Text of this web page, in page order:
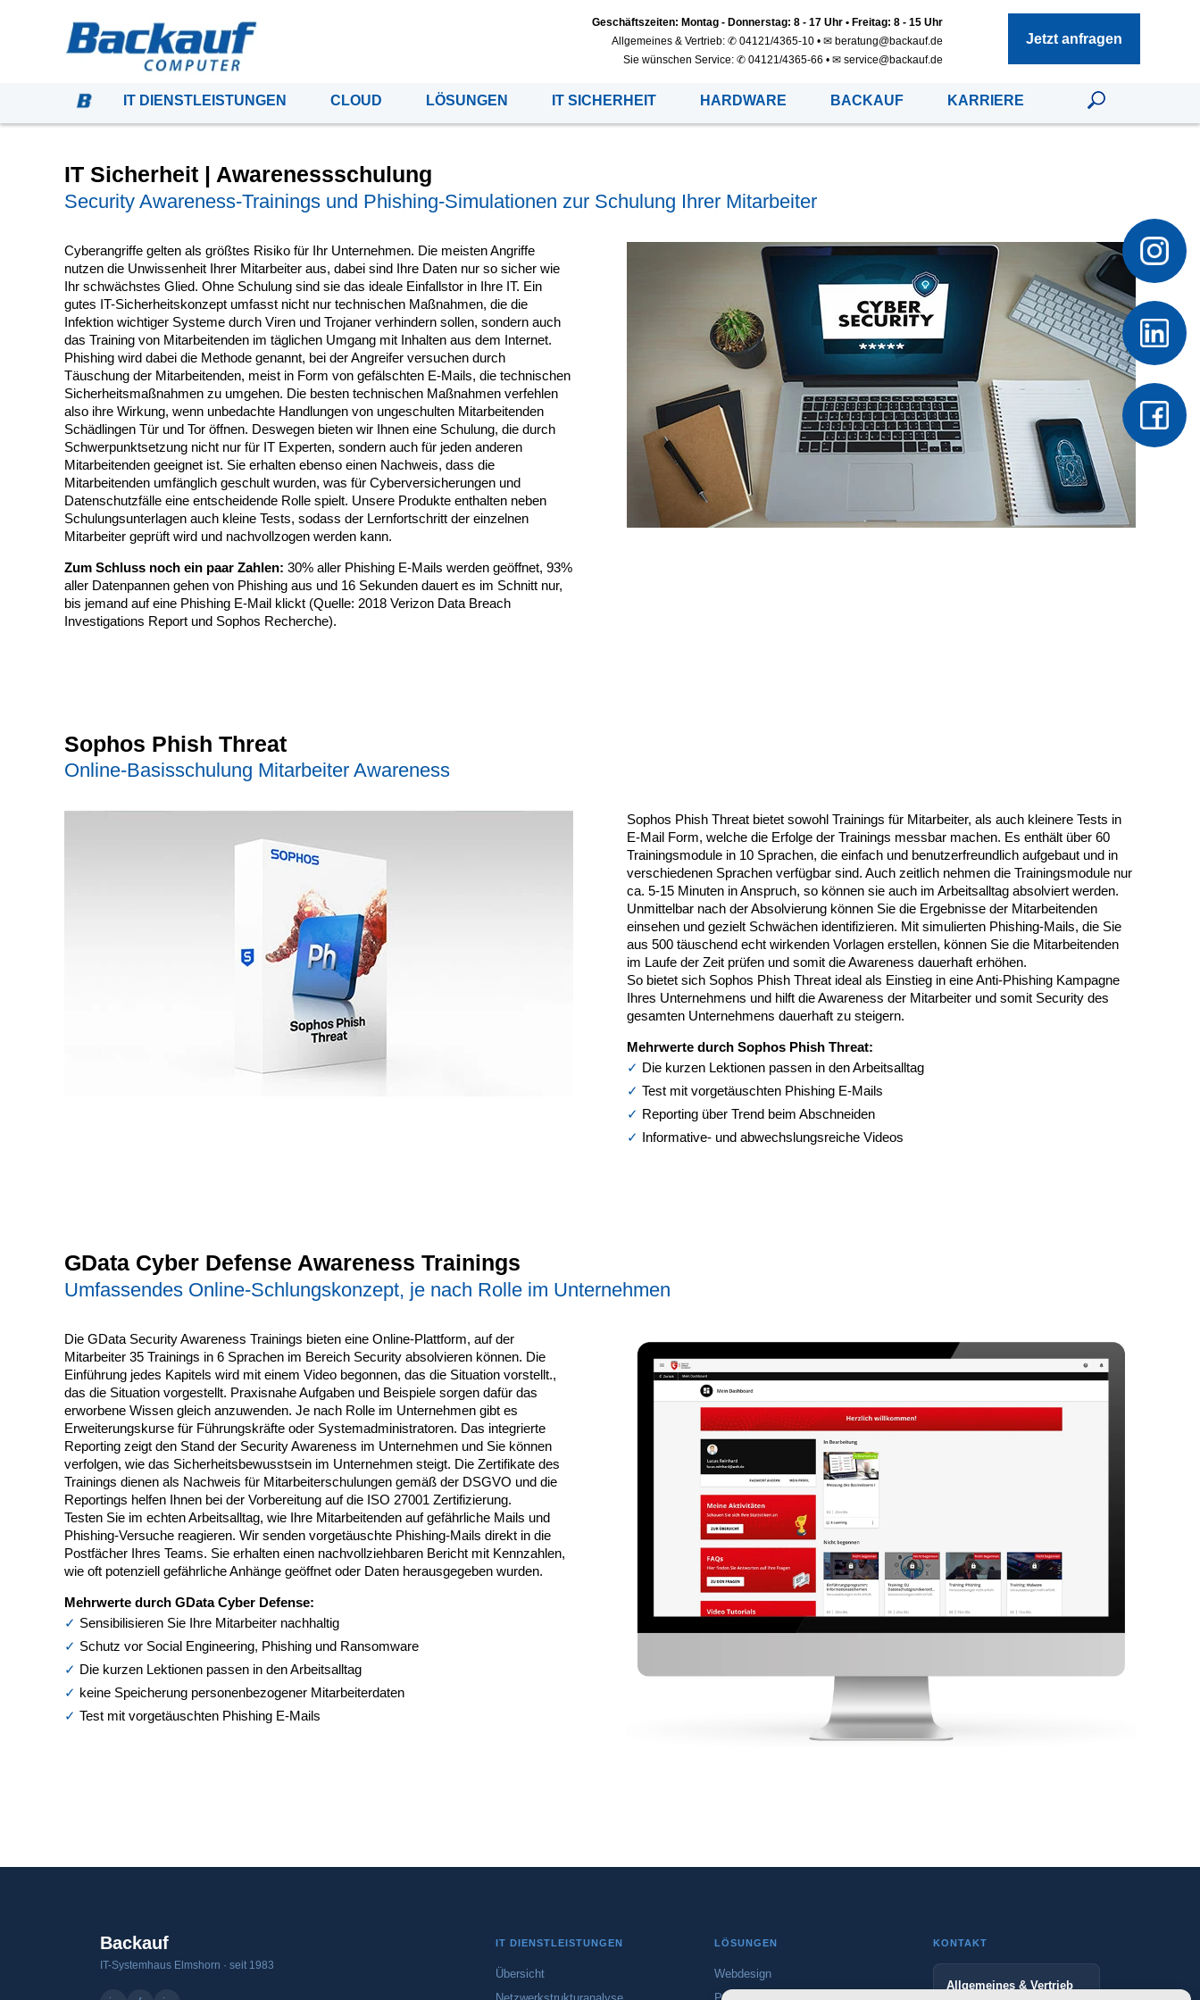
Geschäftszeiten: ­ Montag - Donnerstag: 8 - 17 Uhr • Freitag: 8 - 15 Uhr
Allgemeines & Vertrieb: ­ ✆ 04121/4365-10 • ✉ beratung@backauf.de
Sie wünschen Service: ­ ✆ 04121/4365-66 • ✉ service@backauf.de
Jetzt anfragen
IT DIENSTLEISTUNGEN CLOUD LÖSUNGEN IT SICHERHEIT HARDWARE BACKAUF KARRIERE
IT Sicherheit | Awarenessschulung
Security Awareness-Trainings und Phishing-Simulationen zur Schulung Ihrer Mitarbeiter
Cyberangriffe gelten als größtes Risiko für Ihr Unternehmen. Die meisten Angriffe
nutzen die Unwissenheit Ihrer Mitarbeiter aus, dabei sind Ihre Daten nur so sicher wie
Ihr schwächstes Glied. Ohne Schulung sind sie das ideale Einfallstor in Ihre IT. Ein
gutes IT-Sicherheitskonzept umfasst nicht nur technischen Maßnahmen, die die
Infektion wichtiger Systeme durch Viren und Trojaner verhindern sollen, sondern auch
das Training von Mitarbeitenden im täglichen Umgang mit Inhalten aus dem Internet.
Phishing wird dabei die Methode genannt, bei der Angreifer versuchen durch
Täuschung der Mitarbeitenden, meist in Form von gefälschten E-Mails, die technischen
Sicherheitsmaßnahmen zu umgehen. Die besten technischen Maßnahmen verfehlen
also ihre Wirkung, wenn unbedachte Handlungen von ungeschulten Mitarbeitenden
Schädlingen Tür und Tor öffnen. Deswegen bieten wir Ihnen eine Schulung, die durch
Schwerpunktsetzung nicht nur für IT Experten, sondern auch für jeden anderen
Mitarbeitenden geeignet ist. Sie erhalten ebenso einen Nachweis, dass die
Mitarbeitenden umfänglich geschult wurden, was für Cyberversicherungen und
Datenschutzfälle eine entscheidende Rolle spielt. Unsere Produkte enthalten neben
Schulungsunterlagen auch kleine Tests, sodass der Lernfortschritt der einzelnen
Mitarbeiter geprüft wird und nachvollzogen werden kann.
Zum Schluss noch ein paar Zahlen: 30% aller Phishing E-Mails werden geöffnet, 93%
aller Datenpannen gehen von Phishing aus und 16 Sekunden dauert es im Schnitt nur,
bis jemand auf eine Phishing E-Mail klickt (Quelle: 2018 Verizon Data Breach
Investigations Report und Sophos Recherche).
Sophos Phish Threat
Online-Basisschulung Mitarbeiter Awareness
Sophos Phish Threat bietet sowohl Trainings für Mitarbeiter, als auch kleinere Tests in
E-Mail Form, welche die Erfolge der Trainings messbar machen. Es enthält über 60
Trainingsmodule in 10 Sprachen, die einfach und benutzerfreundlich aufgebaut und in
verschiedenen Sprachen verfügbar sind. Auch zeitlich nehmen die Trainingsmodule nur
ca. 5-15 Minuten in Anspruch, so können sie auch im Arbeitsalltag absolviert werden.
Unmittelbar nach der Absolvierung können Sie die Ergebnisse der Mitarbeitenden
einsehen und gezielt Schwächen identifizieren. Mit simulierten Phishing-Mails, die Sie
aus 500 täuschend echt wirkenden Vorlagen erstellen, können Sie die Mitarbeitenden
im Laufe der Zeit prüfen und somit die Awareness dauerhaft erhöhen.
So bietet sich Sophos Phish Threat ideal als Einstieg in eine Anti-Phishing Kampagne
Ihres Unternehmens und hilft die Awareness der Mitarbeiter und somit Security des
gesamten Unternehmens dauerhaft zu steigern.
Mehrwerte durch Sophos Phish Threat:
Die kurzen Lektionen passen in den Arbeitsalltag
Test mit vorgetäuschten Phishing E-Mails
Reporting über Trend beim Abschneiden
Informative- und abwechslungsreiche Videos
GData Cyber Defense Awareness Trainings
Umfassendes Online-Schlungskonzept, je nach Rolle im Unternehmen
Die GData Security Awareness Trainings bieten eine Online-Plattform, auf der
Mitarbeiter 35 Trainings in 6 Sprachen im Bereich Security absolvieren können. Die
Einführung jedes Kapitels wird mit einem Video begonnen, das die Situation vorstellt.,
das die Situation vorgestellt. Praxisnahe Aufgaben und Beispiele sorgen dafür das
erworbene Wissen gleich anzuwenden. Je nach Rolle im Unternehmen gibt es
Erweiterungskurse für Führungskräfte oder Systemadministratoren. Das integrierte
Reporting zeigt den Stand der Security Awareness im Unternehmen und Sie können
verfolgen, wie das Sicherheitsbewusstsein im Unternehmen steigt. Die Zertifikate des
Trainings dienen als Nachweis für Mitarbeiterschulungen gemäß der DSGVO und die
Reportings helfen Ihnen bei der Vorbereitung auf die ISO 27001 Zertifizierung.
Testen Sie im echten Arbeitsalltag, wie Ihre Mitarbeitenden auf gefährliche Mails und
Phishing-Versuche reagieren. Wir senden vorgetäuschte Phishing-Mails direkt in die
Postfächer Ihres Teams. Sie erhalten einen nachvollziehbaren Bericht mit Kennzahlen,
wie oft potenziell gefährliche Anhänge geöffnet oder Daten herausgegeben wurden.
Mehrwerte durch GData Cyber Defense:
Sensibilisieren Sie Ihre Mitarbeiter nachhaltig
Schutz vor Social Engineering, Phishing und Ransomware
Die kurzen Lektionen passen in den Arbeitsalltag
keine Speicherung personenbezogener Mitarbeiterdaten
Test mit vorgetäuschten Phishing E-Mails
Backauf
IT-Systemhaus Elmshorn · seit 1983
IT DIENSTLEISTUNGEN
Übersicht
LÖSUNGEN
Webdesign
KONTAKT
Allgemeines & Vertrieb